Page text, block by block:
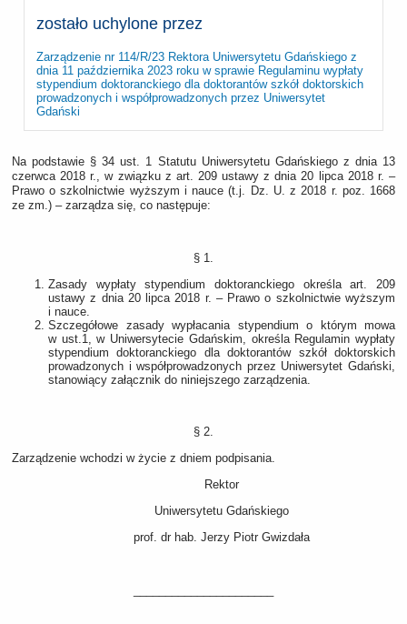
zostało uchylone przez
Zarządzenie nr 114/R/23 Rektora Uniwersytetu Gdańskiego z
dnia 11 października 2023 roku w sprawie Regulaminu wypłaty
stypendium doktoranckiego dla doktorantów szkół doktorskich
prowadzonych i współprowadzonych przez Uniwersytet
Gdański
Na podstawie § 34 ust. 1 Statutu Uniwersytetu Gdańskiego z dnia 13
czerwca 2018 r., w związku z art. 209 ustawy z dnia 20 lipca 2018 r. –
Prawo o szkolnictwie wyższym i nauce (t.j. Dz. U. z 2018 r. poz. 1668
ze zm.) ‒ zarządza się, co następuje:
§ 1.
Zasady wypłaty stypendium doktoranckiego określa art. 209
ustawy z dnia 20 lipca 2018 r. – Prawo o szkolnictwie wyższym
i nauce.
Szczegółowe zasady wypłacania stypendium o którym mowa
w ust.1, w Uniwersytecie Gdańskim, określa Regulamin wypłaty
stypendium doktoranckiego dla doktorantów szkół doktorskich
prowadzonych i współprowadzonych przez Uniwersytet Gdański,
stanowiący załącznik do niniejszego zarządzenia.
§ 2.
Zarządzenie wchodzi w życie z dniem podpisania.
Rektor
Uniwersytetu Gdańskiego
prof. dr hab. Jerzy Piotr Gwizdała